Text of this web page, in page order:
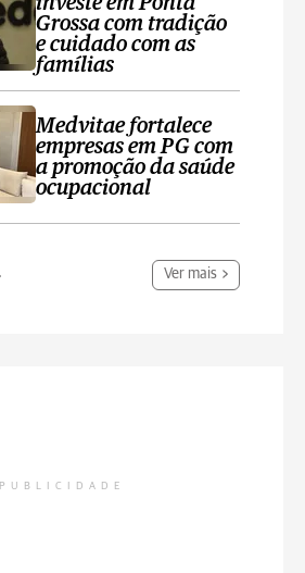
Grossa com tradição
e cuidado com as
famílias
Medvitae fortalece
empresas em PG com
a promoção da saúde
ocupacional
Ver mais
PUBLICIDADE